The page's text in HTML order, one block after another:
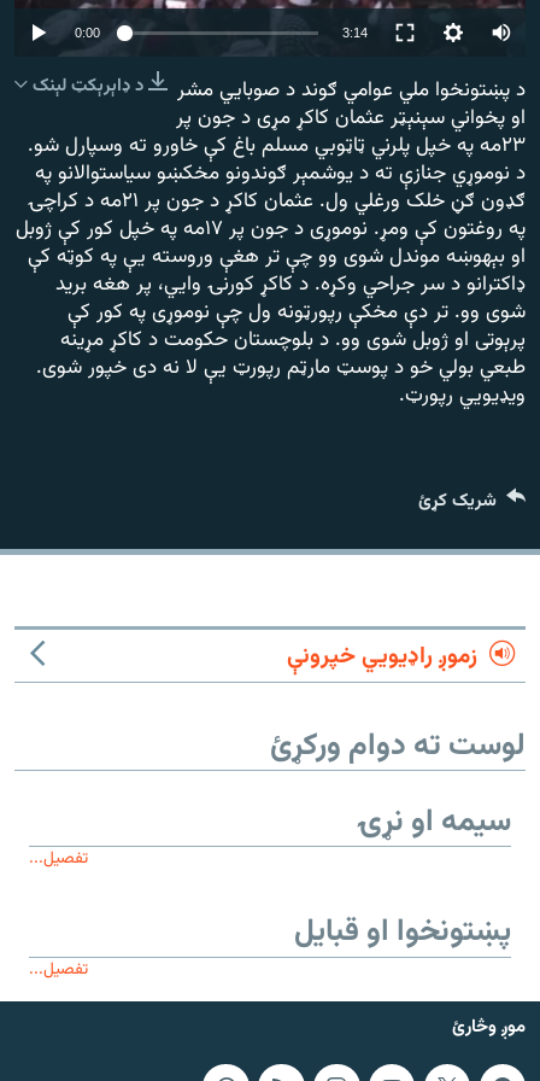
۱۴ ساعته راډیويي خپرونې
Gandhara
موږ وڅارئ
د ازادې اروپا راډیو ټولې ووبپاڼې
Auto
240p
360p
480p
720p
1080p
0:00 3:14
360p
480p
720p
1080p
د ډاېرېکټ لېنک
د پښتونخوا ملي عوامي ګوند د صوبايي مشر
او پخواني سېنېټر عثمان کاکړ مړی د جون پر
۲۳مه په خپل پلرني ټاټوبي مسلم باغ کې خاورو ته وسپارل شو.
د نوموړي جنازې ته د یوشمېر ګوندونو مخکښو سیاستوالانو په
ګډون ګڼ خلک ورغلي ول. عثمان کاکړ د جون پر ۲۱مه د کراچۍ
په روغتون کې ومړ. نوموړی د جون پر ۱۷مه په خپل کور کې ژوبل
او بېهوښه موندل شوی وو چې تر هغې وروسته یې په کوټه کې
ډاکترانو د سر جراحي وکړه. د کاکړ کورنۍ وايي، پر هغه برید
شوی وو. تر دې مخکې رپورټونه ول چې نوموړی په کور کې
پرېوتی او ژوبل شوی وو. د بلوچستان حکومت د کاکړ مړینه
طبعي بولي خو د پوسټ مارټم رپورټ یې لا نه دی خپور شوی.
ویډیويي رپورټ.
شریک کړئ
زموږ راډیويي خپرونې
لوست ته دوام ورکړئ
سیمه او نړۍ
تفصیل...
پښتونخوا او قبایل
تفصیل...
موږ وڅارئ